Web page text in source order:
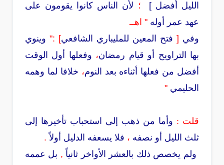
الليل أفضل ] ؛ لأن الناس كانوا يقومون على
عهد عمر أوله " اهــ
وفي [ فتح المعين للمليباري الشافعي] :" وينوي
بها التراويح أو قيام رمضان، وفعلها أول الوقت
أفضل من فعلها أثناءه بعد النوم، خلافا لما وهمه
الحليمي "
قلت : وأما من ذهب إلى استحباب تأخيرها إلى
ثلث الليل أو نصفه ، فلا يسعفه الدليل أولاً .
ولم يخصص ذلك بالعشر الأواخر ثانياً , بل عممه